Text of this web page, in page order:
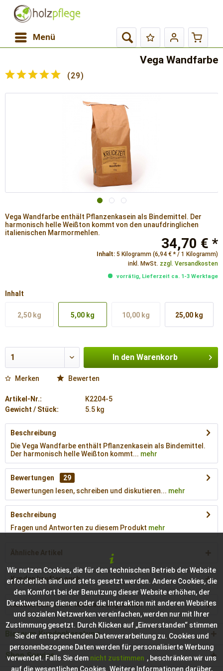
Menü
Vega Wandfarbe
(29)
Vega Wandfarbe enthält Pflanzenkasein als Bindemittel. Der
harmonisch helle Weißton kommt von den unaufdringlichen
italienischen Marmormehlen.
34,70 € *
Inhalt: 5 Kilogramm (6,94 € * / 1 Kilogramm)
inkl. MwSt. zzgl. Versandkosten
vorrätig, Lieferzeit ca. 1-3 Werktage
Inhalt
2,50 kg 5,00 kg 10,00 kg 25,00 kg
In den Warenkorb
Merken Bewerten
Artikel-Nr.:
K2204-5
Gewicht / Stück:
5.5 kg
Beschreibung
Die Vega Wandfarbe enthält Pflanzenkasein als Bindemittel.
Der harmonisch helle Weißton kommt... mehr
Bewertungen
29
Bewertungen lesen, schreiben und diskutieren... mehr
Beschreibung
Fragen und Antworten zu diesem Produkt mehr
Ähnliche Artikel
Kunden kauften auch
Kunden haben sich ebenfalls angesehen
Bioraum Kundenberatung
Shop Service
Wir nutzen Cookies, die für den technischen Betrieb der Website
erforderlich sind und stets gesetzt werden. Andere Cookies, die
den Komfort bei der Benutzung dieser Website erhöhen, der
Direktwerbung dienen oder die Interaktion mit anderen Websites
und sozialen Netzwerken vereinfachen, werden nur mit Ihrer
Zustimmung gesetzt. Durch Klicken auf „Einverstanden“ stimmen
Sie der entsprechenden Datenverarbeitung zu. Cookies und
personenbezogene Daten werden für personalisierte Werbung
verwendet. Falls Sie dem nicht zustimmen , beschränken wir uns
auf die wesentlichen Cookies. Weitere Informationen darüber,